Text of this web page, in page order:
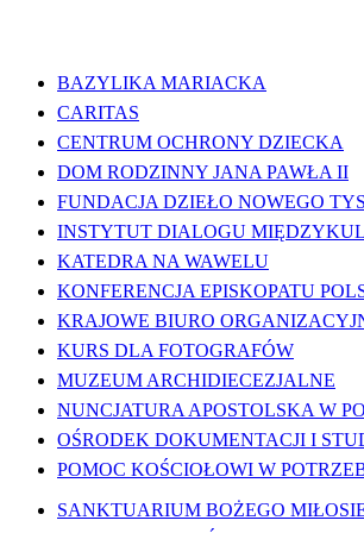
BAZYLIKA MARIACKA
CARITAS
CENTRUM OCHRONY DZIECKA
DOM RODZINNY JANA PAWŁA II
FUNDACJA DZIEŁO NOWEGO
INSTYTUT DIALOGU
KATEDRA NA WAWELU
KONFERENCJA EPISKOPATU
KRAJOWE BIURO
KURS DLA FOTOGRAFÓW
MUZEUM ARCHIDIECEZJALNE
NUNCJATURA APOSTOLSKA W
OŚRODEK DOKUMENTACJI I
POMOC KOŚCIOŁOWI W
SANKTUARIUM BOŻEGO